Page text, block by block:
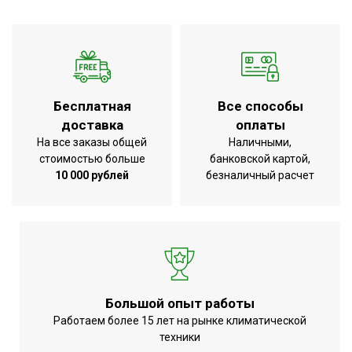
Бесплатная
доставка
На все заказы общей
стоимостью больше
10 000 рублей
Все способы
оплаты
Наличными,
банковской картой,
безналичный расчет
Большой опыт работы
Работаем более 15 лет на рынке климатической
техники